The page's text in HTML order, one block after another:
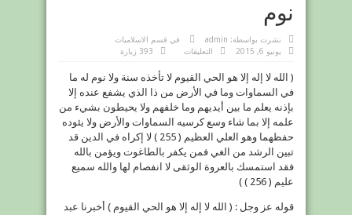
نوم
نشرت بواسطة: admin في قسم الاسلاميات
يونيو 6, 2015
التعليقات
إله
إلا
هو
الحي
القيوم
تأخذه
سنة
نوم
مغلقة
393 زيارة
( الله لا إله إلا هو الحي القيوم لا تأخذه سنة ولا نوم له ما
في السماوات وما في الأرض من ذا الذي يشفع عنده إلا
بإذنه يعلم ما بين أيديهم وما خلفهم ولا يحيطون بشيء من
علمه إلا بما شاء وسع كرسيه السماوات والأرض ولا يئوده
حفظهما وهو العلي العظيم ( 255 ) لا إكراه في الدين قد
تبين الرشد من الغي فمن يكفر بالطاغوت ويؤمن بالله
فقد استمسك بالعروة الوثقى لا انفصام لها والله سميع
عليم ( 256 ) )
قوله عز وجل : ( الله لا إله إلا هو الحي القيوم ) أخبرنا عبد